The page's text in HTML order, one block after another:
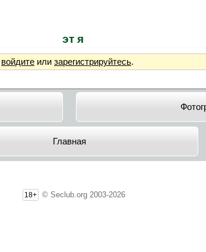
эт я
войдите или зарегистрируйтесь.
Главная
18+ © Seclub.org 2003-2026